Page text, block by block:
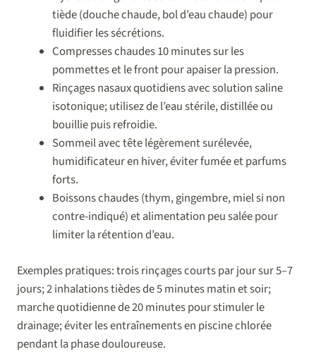
tiède (douche chaude, bol d’eau chaude) pour
fluidifier les sécrétions.
Compresses chaudes 10 minutes sur les
pommettes et le front pour apaiser la pression.
Rinçages nasaux quotidiens avec solution saline
isotonique; utilisez de l’eau stérile, distillée ou
bouillie puis refroidie.
Sommeil avec tête légèrement surélevée,
humidificateur en hiver, éviter fumée et parfums
forts.
Boissons chaudes (thym, gingembre, miel si non
contre-indiqué) et alimentation peu salée pour
limiter la rétention d’eau.
Exemples pratiques: trois rinçages courts par jour sur 5–7
jours; 2 inhalations tièdes de 5 minutes matin et soir;
marche quotidienne de 20 minutes pour stimuler le
drainage; éviter les entraînements en piscine chlorée
pendant la phase douloureuse.